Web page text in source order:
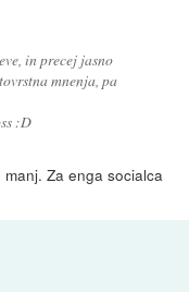
in precej jasno
mnenja, pa
:D
Za enga socialca